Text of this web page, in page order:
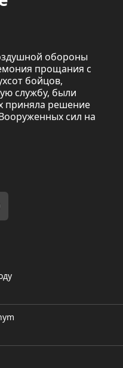
обороны
прощания с
бойцов,
службу, были
приняла решение
сил на